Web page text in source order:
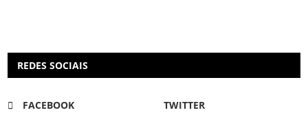
REDES SOCIAIS
FACEBOOK
TWITTER